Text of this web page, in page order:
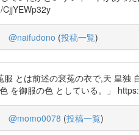
@naifudono (投稿一覧)
とは前述の袞菟の衣で,天 皇独
を御服の色 としている。」
@momo0078 (投稿一覧)